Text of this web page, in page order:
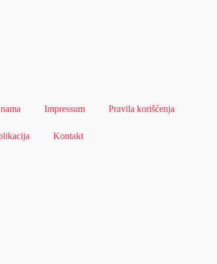
Impressum Pravila korišćenja
Kontakt